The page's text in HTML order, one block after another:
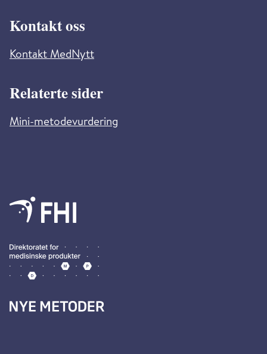
Kontakt oss
Kontakt MedNytt
Relaterte sider
Mini-metodevurdering